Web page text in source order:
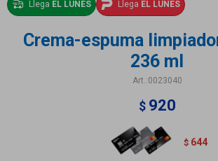
Llega EL LUNES Llega EL LUNES
Crema-espuma
236 ml
0023040
$ 920
$ 644